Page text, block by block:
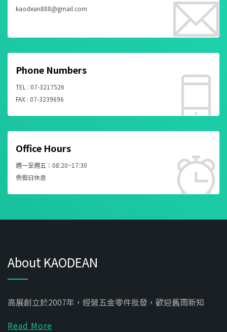
kaodean888@gmail.com
Phone Numbers
TEL : 07-3217526
FAX : 07-3239696
Office Hours
週一至週五：08:20~17:30
例假日休息
About KAODEAN
高展創立於2007年，經營五金零件批發，歡迎舊雨新知
Read More